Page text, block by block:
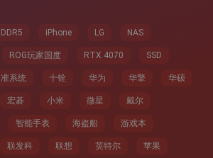
DDR5 iPhone LG NAS
ROG玩家国度 RTX 4070 SSD
准系统 十铨 华为 华擎 华硕
宏碁 小米 微星 戴尔
智能手表 海盗船 游戏本
联发科 联想 英特尔 苹果